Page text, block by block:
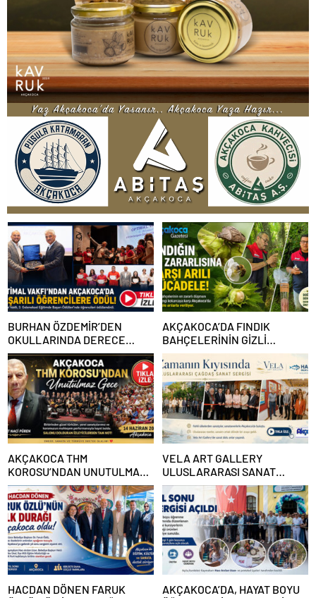
BURHAN ÖZDEMİR’DEN
OKULLARINDA DERECE
YAPAN ÖĞRENCİLERE
BAŞARI BELGELERİ VE
BURSLAR VERİLDİ
AKÇAKOCA’DA FINDIK
BAHÇELERİNİN GİZLİ
DÜŞMANINA KARŞI ARILI
MÜCADELE
AKÇAKOCA THM
KOROSU’NDAN UNUTULMAZ
GECE
VELA ART GALLERY
ULUSLARARASI SANAT
BULUŞMASI AKÇAKOCA’DA
SANATSEVERLERLE
BULUŞTU
HACDAN DÖNEN FARUK
AKÇAKOCA’DA, HAYAT BOYU